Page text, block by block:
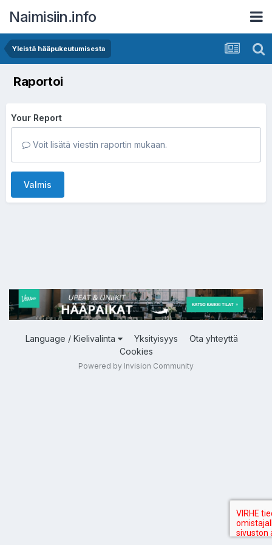
Naimisiin.info
Yleistä hääpukeutumisesta
Raportoi
Your Report
Voit lisätä viestin raportin mukaan.
Valmis
Language / Kielivalinta Yksityisyys
Ota yhteyttä
Cookies
Powered by Invision Community